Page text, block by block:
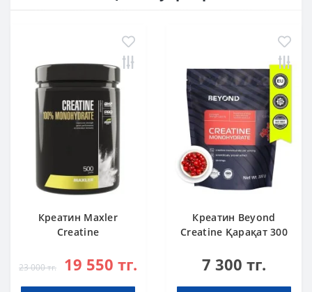
Креатин Maxler
Creatine
23 000 тг. 19 550 тг.
Креатин Beyond
Creatine Қарақат 300
7 300 тг.